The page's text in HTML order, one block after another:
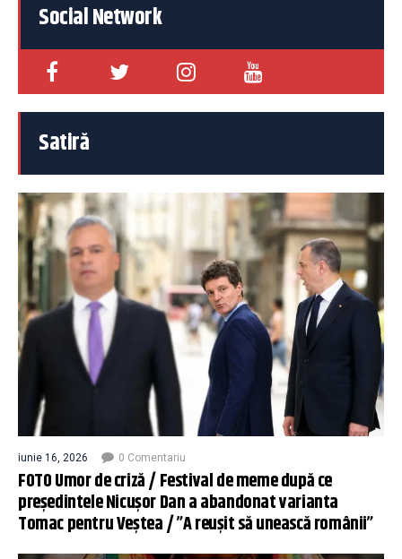
Social Network
Satiră
iunie 16, 2026 0 Comentariu
FOTO Umor de criză / Festival de meme după ce
președintele Nicușor Dan a abandonat varianta
Tomac pentru Veștea / ”A reușit să unească românii”